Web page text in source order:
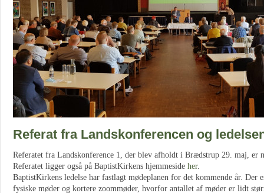
Referat fra Landskonferencen og
Referatet fra Landskonference 1, der blev afholdt i Brædstrup 29. maj, er
Referatet ligger også på BaptistKirkens hjemmeside her.
BaptistKirkens ledelse har fastlagt mødeplanen for det kommende år. Der
fysiske møder og kortere zoommøder, hvorfor antallet af møder er lidt